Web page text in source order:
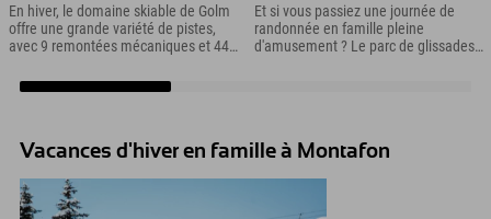
En hiver, le domaine skiable de Golm
offre une grande variété de pistes,
avec 9 remontées mécaniques et 44
d'entraînement à la piste de descente
Et si vous passiez une journée de
randonnée en famille pleine
d'amusement ? Le parc de glissades
Vacances d'hiver en famille à Montafon